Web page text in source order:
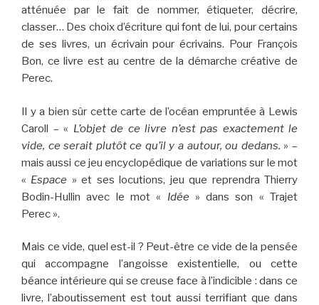
atténuée par le fait de nommer, étiqueter, décrire,
classer… Des choix d’écriture qui font de lui, pour certains
de ses livres, un écrivain pour écrivains. Pour François
Bon, ce livre est au centre de la démarche créative de
Perec.
Il y a bien sûr cette carte de l’océan empruntée à Lewis
Caroll – « L’objet de ce livre n’est pas exactement le
vide, ce serait plutôt ce qu’il y a autour, ou dedans. » –
mais aussi ce jeu encyclopédique de variations sur le mot
« Espace » et ses locutions, jeu que reprendra Thierry
Bodin-Hullin avec le mot « Idée » dans son « Trajet
Perec ».
Mais ce vide, quel est-il ? Peut-être ce vide de la pensée
qui accompagne l’angoisse existentielle, ou cette
béance intérieure qui se creuse face à l’indicible : dans ce
livre, l’aboutissement est tout aussi terrifiant que dans